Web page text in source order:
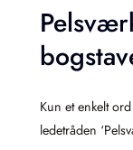
Kun et enkelt
ledetråden